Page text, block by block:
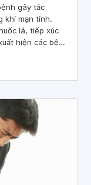
gây tắc
khí mạn tính.
lá, tiếp xúc
hiện các bệnh